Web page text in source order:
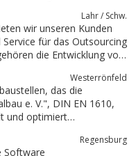
Lahr / Schw.
wir unseren Kunden
für das Outsourcing
die Entwicklung von
Westerrönfeld
das die
EN 1610,
und optimiert
Regensburg
Software